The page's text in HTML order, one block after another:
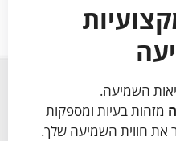
השמיעה.
מזהות בעיות ומספקות
את חווית השמיעה שלך.